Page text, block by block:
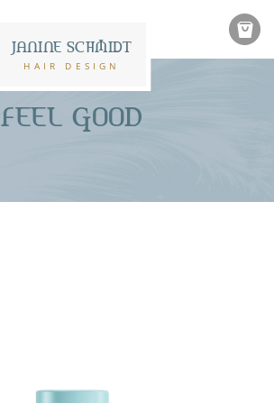
JANINE SCHMIDT
HAIR DESIGN
FEEL GOOD